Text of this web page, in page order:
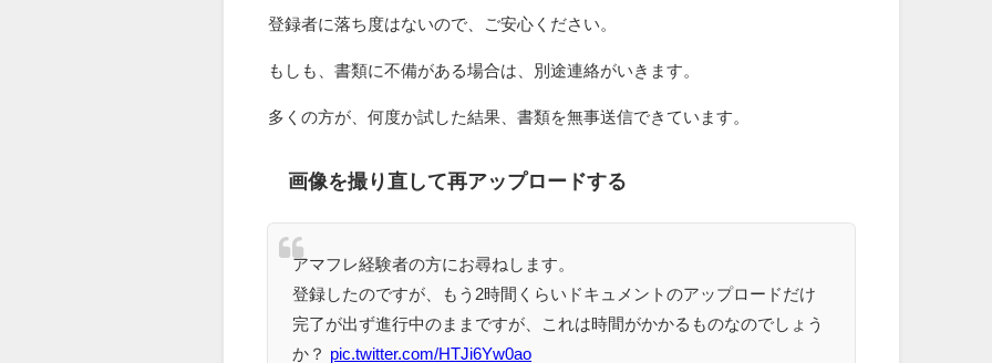
登録者に落ち度はないので、ご安心ください。
もしも、書類に不備がある場合は、別途連絡がいきます。
多くの方が、何度か試した結果、書類を無事送信できています。
画像を撮り直して再アップロードする
アマフレ経験者の方にお尋ねします。
登録したのですが、もう2時間くらいドキュメントのアップロードだけ
完了が出ず進行中のままですが、これは時間がかかるものなのでしょう
か？ pic.twitter.com/HTJi6Yw0ao